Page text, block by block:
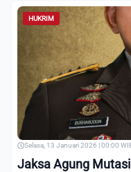
HUKRIM
Selasa, 13 Januari 2026 | 00:00
Jaksa Agung